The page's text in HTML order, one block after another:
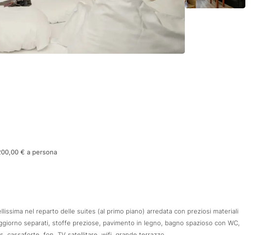
€ a persona
nel reparto delle suites (al primo piano) arredata con preziosi materiali
separati, stoffe preziose, pavimento in legno, bagno spazioso con WC,